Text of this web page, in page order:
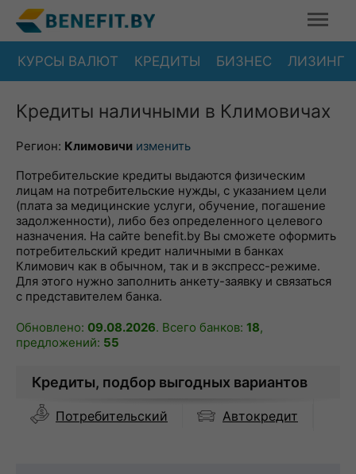
КУРСЫ ВАЛЮТ КРЕДИТЫ БИЗНЕС ЛИЗИНГ
Кредиты наличными в Климовичах
Регион: Климовичи изменить
Потребительские кредиты выдаются физическим
лицам на потребительские нужды, с указанием цели
(плата за медицинские услуги, обучение, погашение
задолженности), либо без определенного целевого
назначения. На сайте benefit.by Вы сможете оформить
потребительский кредит наличными в банках
Климович как в обычном, так и в экспресс-режиме.
Для этого нужно заполнить анкету-заявку и связаться
с представителем банка.
Обновлено: 09.08.2026. Всего банков: 18,
предложений: 55
Кредиты, подбор выгодных вариантов
Потребительский Автокредит